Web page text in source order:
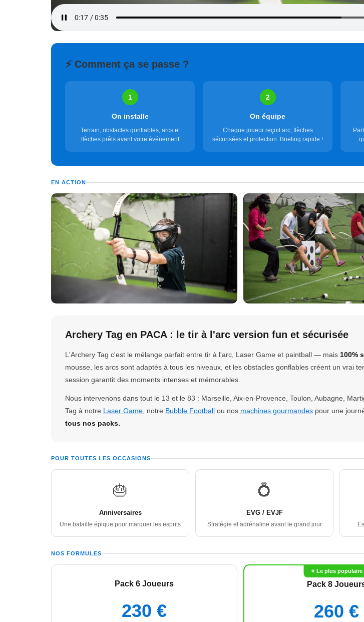
⚡ Comment ça se passe ?
1
On installe
Terrain, obstacles gonflables, arcs et
flèches prêts avant votre événement
2
On équipe
Chaque joueur reçoit arc, flèches
sécurisées et protection. Briefing rapide !
EN ACTION
Archery Tag en PACA : le tir à l'arc version fun et sécurisée
L'Archery Tag c'est le mélange parfait entre tir à l'arc, Laser Game et paintball — mais 100%
mousse, les arcs sont adaptés à tous les niveaux, et les obstacles gonflables créent un vrai
session garantit des moments intenses et mémorables.
Nous intervenons dans tout le 13 et le 83 : Marseille, Aix-en-Provence, Toulon, Aubagne,
Tag à notre Laser Game , notre Bubble Football ou nos machines gourmandes pour une
tous nos packs.
POUR TOUTES LES OCCASIONS
🎂
Anniversaires
Une bataille épique pour marquer les esprits
💍
EVG / EVJF
Stratégie et adrénaline avant le grand jour
NOS FORMULES
Pack 6 Joueurs
230 €
⭐ Le plus populaire
Pack 8
260 €